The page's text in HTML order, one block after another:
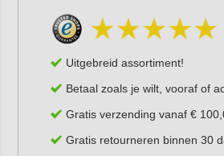
Uitgebreid assortiment!
Betaal zoals je wilt, vooraf of
Gratis verzending vanaf €
Gratis retourneren binnen 30